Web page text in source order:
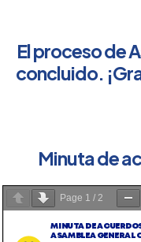
El proceso de
concluido.
Minuta de
Page 1 / 2